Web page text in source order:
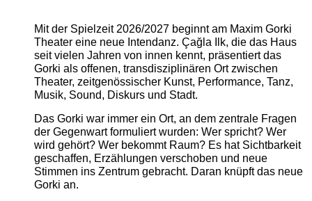
Mit der Spielzeit 2026/2027 beginnt am Maxim Gorki
Theater eine neue Intendanz. Çağla Ilk, die das Haus
seit vielen Jahren von innen kennt, präsentiert das
Gorki als offenen, transdisziplinären Ort zwischen
Theater, zeitgenössischer Kunst, Performance, Tanz,
Musik, Sound, Diskurs und Stadt.
Das Gorki war immer ein Ort, an dem zentrale Fragen
der Gegenwart formuliert wurden: Wer spricht? Wer
wird gehört? Wer bekommt Raum? Es hat Sichtbarkeit
geschaffen, Erzählungen verschoben und neue
Stimmen ins Zentrum gebracht. Daran knüpft das neue
Gorki an.